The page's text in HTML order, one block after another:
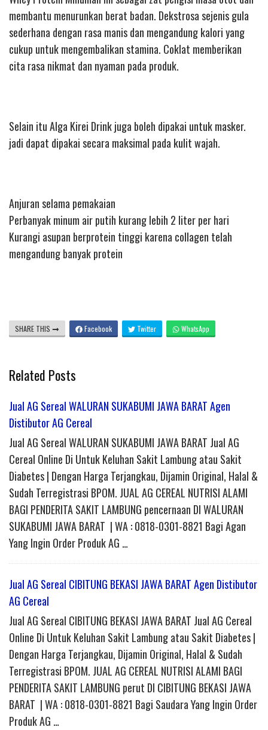
membantu menurunkan berat badan. Dekstrosa sejenis gula
sederhana dengan rasa manis dan mengandung kalori yang
cukup untuk mengembalikan stamina. Coklat memberikan
cita rasa nikmat dan nyaman pada produk.
Selain itu Alga Kirei Drink juga boleh dipakai untuk masker.
jadi dapat dipakai secara maksimal pada kulit wajah.
Anjuran selama pemakaian
Perbanyak minum air putih kurang lebih 2 liter per hari
Kurangi asupan berprotein tinggi karena collagen telah
mengandung banyak protein
SHARE THIS Facebook Twitter WhatsApp
Related Posts
Jual AG Sereal WALURAN SUKABUMI JAWA BARAT Agen
Distibutor AG Cereal
Jual AG Sereal WALURAN SUKABUMI JAWA BARAT Jual AG
Cereal Online Di Untuk Keluhan Sakit Lambung atau Sakit
Diabetes | Dengan Harga Terjangkau, Dijamin Original, Halal &
Sudah Terregistrasi BPOM. JUAL AG CEREAL NUTRISI ALAMI
BAGI PENDERITA SAKIT LAMBUNG pencernaan DI WALURAN
SUKABUMI JAWA BARAT | WA : 0818-0301-8821 Bagi Agan
Yang Ingin Order Produk AG …
Jual AG Sereal CIBITUNG BEKASI JAWA BARAT Agen Distibutor
AG Cereal
Jual AG Sereal CIBITUNG BEKASI JAWA BARAT Jual AG Cereal
Online Di Untuk Keluhan Sakit Lambung atau Sakit Diabetes |
Dengan Harga Terjangkau, Dijamin Original, Halal & Sudah
Terregistrasi BPOM. JUAL AG CEREAL NUTRISI ALAMI BAGI
PENDERITA SAKIT LAMBUNG perut DI CIBITUNG BEKASI JAWA
BARAT | WA : 0818-0301-8821 Bagi Saudara Yang Ingin Order
Produk AG …